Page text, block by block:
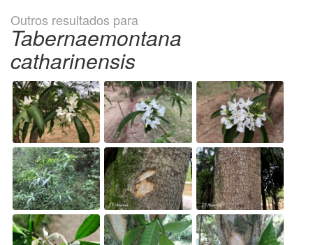
Outros resultados para
Tabernaemontana
catharinensis